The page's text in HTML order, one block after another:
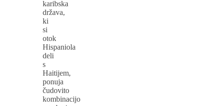
karibska
država,
ki
si
otok
Hispaniola
deli
s
Haitijem,
ponuja
čudovito
kombinacijo